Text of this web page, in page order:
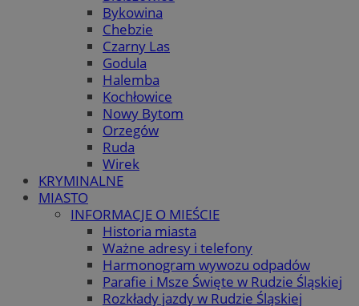
Bykowina
Chebzie
Czarny Las
Godula
Halemba
Kochłowice
Nowy Bytom
Orzegów
Ruda
Wirek
KRYMINALNE
MIASTO
INFORMACJE O MIEŚCIE
Historia miasta
Ważne adresy i telefony
Harmonogram wywozu odpadów
Parafie i Msze Święte w Rudzie Śląskiej
Rozkłady jazdy w Rudzie Śląskiej